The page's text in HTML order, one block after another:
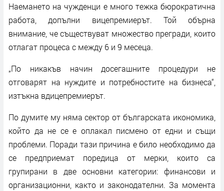
Наемането на чужденци е много тежка бюрократична
работа, допълни вицепремиерът. Той обърна
внимание, че съществуват множество прегради, които
отлагат процеса с между 6 и 9 месеца.
„По никакъв начин досегашните процедури не
отговарят на нуждите и потребностите на бизнеса“,
изтъкна вдицепремиерът.
По думите му няма сектор от българската икономика,
който да не се е оплакал писмено от едни и същи
проблеми. Поради тази причина е било необходимо да
се предприемат поредица от мерки, които са
групирани в две основни категории: финансови и
организационни, както и законодателни. За момента